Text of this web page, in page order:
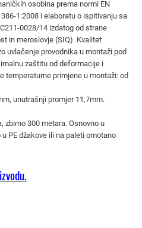
osobina prema normi EN
1:2008 i elaboratu o ispitivanju sa
0028/14 izdatog od strane
in meroslovje (SIQ). Kvalitet
uvlačenje provodnika u montaži pod
zaštitu od deformacije i
temperaturne primjene u montaži: od
unutrašnji promjer 11,7mm.
zbirno 300 metara. Osnovno u
PE džakove ili na paleti omotano